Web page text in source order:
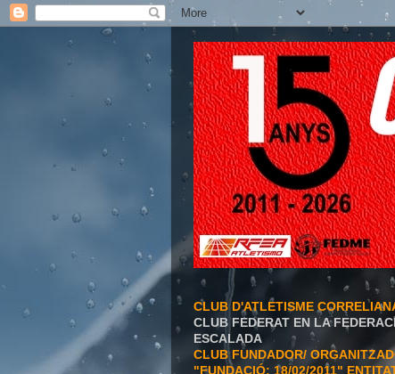
CLUB D'ATLETISME
CLUB FEDERAT EN LA
ESCALADA
CLUB FUNDADOR/
"FUNDACIÓ: 18/02/2011"